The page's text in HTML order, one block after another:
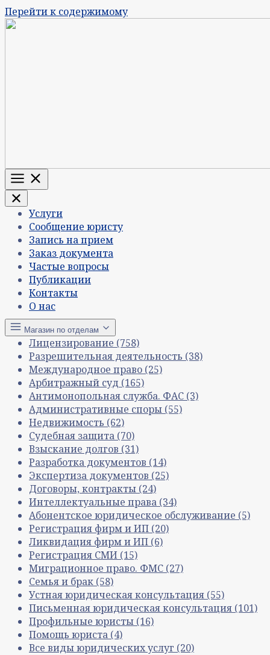
Перейти к содержимому
Меню
Услуги
Сообщение юристу
Запись на прием
Заказ документа
Частые вопросы
Публикации
Контакты
О нас
Магазин по отделам
Лицензирование (758)
Разрешительная деятельность (38)
Международное право (25)
Арбитражный суд (165)
Антимонопольная служба. ФАС (3)
Административные споры (55)
Недвижимость (62)
Судебная защита (70)
Взыскание долгов (31)
Разработка документов (14)
Экспертиза документов (25)
Договоры, контракты (24)
Интеллектуальные права (34)
Абонентское юридическое обслуживание (5)
Регистрация фирм и ИП (20)
Ликвидация фирм и ИП (6)
Регистрация СМИ (15)
Миграционное право. ФМС (27)
Семья и брак (58)
Устная юридическая консультация (55)
Письменная юридическая консультация (101)
Профильные юристы (16)
Помощь юриста (4)
Все виды юридических услуг (20)